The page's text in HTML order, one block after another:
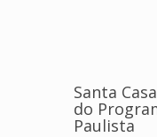
Santa
do
Paulista